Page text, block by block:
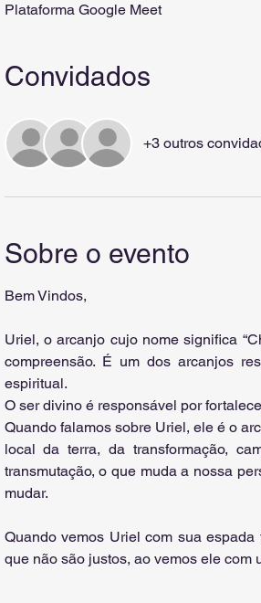
Plataforma Google Meet
Convidados
+3 outros
Sobre o evento
Bem Vindos,
Uriel, o arcanjo cujo nome significa
compreensão. É um dos arcanjos
espiritual.
O ser divino é responsável por
Quando falamos sobre Uriel, ele é o
local da terra, da transformação,
transmutação, o que muda a nossa
mudar.
Quando vemos Uriel com sua
que não são justos, ao vemos ele